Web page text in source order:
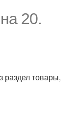
20.
раздел товары,